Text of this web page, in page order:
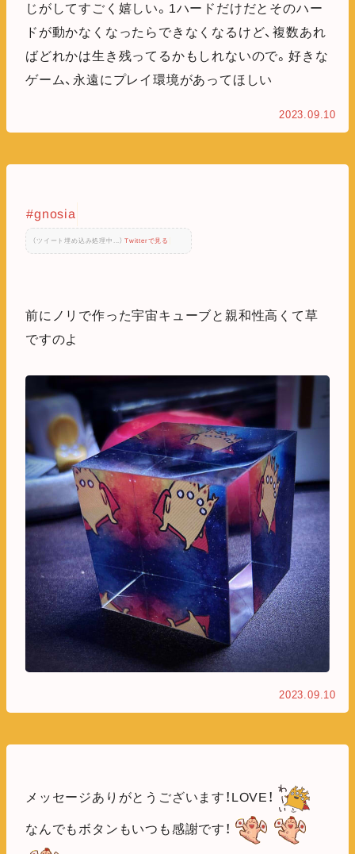
じがしてすごく嬉しい。1ハードだけだとそのハー
ドが動かなくなったらできなくなるけど、複数あれ
ばどれかは生き残ってるかもしれないので。好きな
ゲーム、永遠にプレイ環境があってほしい
2023.09.10
#gnosia
（ツイート埋め込み処理中...） Twitterで見る
前にノリで作った宇宙キューブと親和性高くて草
ですのよ
2023.09.10
メッセージありがとうございます！LOVE！
なんでもボタンもいつも感謝です！